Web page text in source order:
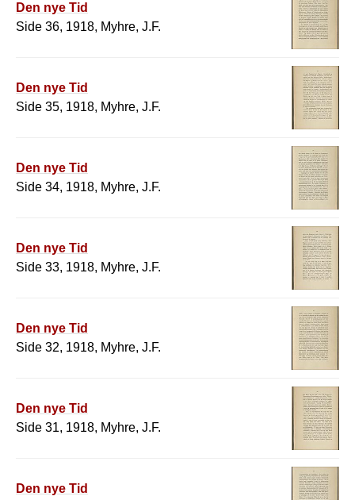
Den nye Tid
Side 36, 1918, Myhre, J.F.
Den nye Tid
Side 35, 1918, Myhre, J.F.
Den nye Tid
Side 34, 1918, Myhre, J.F.
Den nye Tid
Side 33, 1918, Myhre, J.F.
Den nye Tid
Side 32, 1918, Myhre, J.F.
Den nye Tid
Side 31, 1918, Myhre, J.F.
Den nye Tid